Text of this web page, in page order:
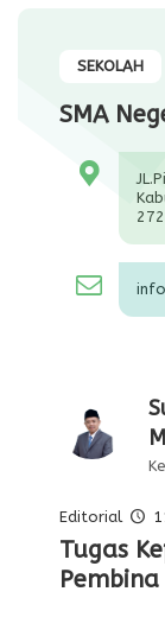
SEKOLAH
SMA
Para
Editorial
Tugas
Pembina
Editorial
Sekolah